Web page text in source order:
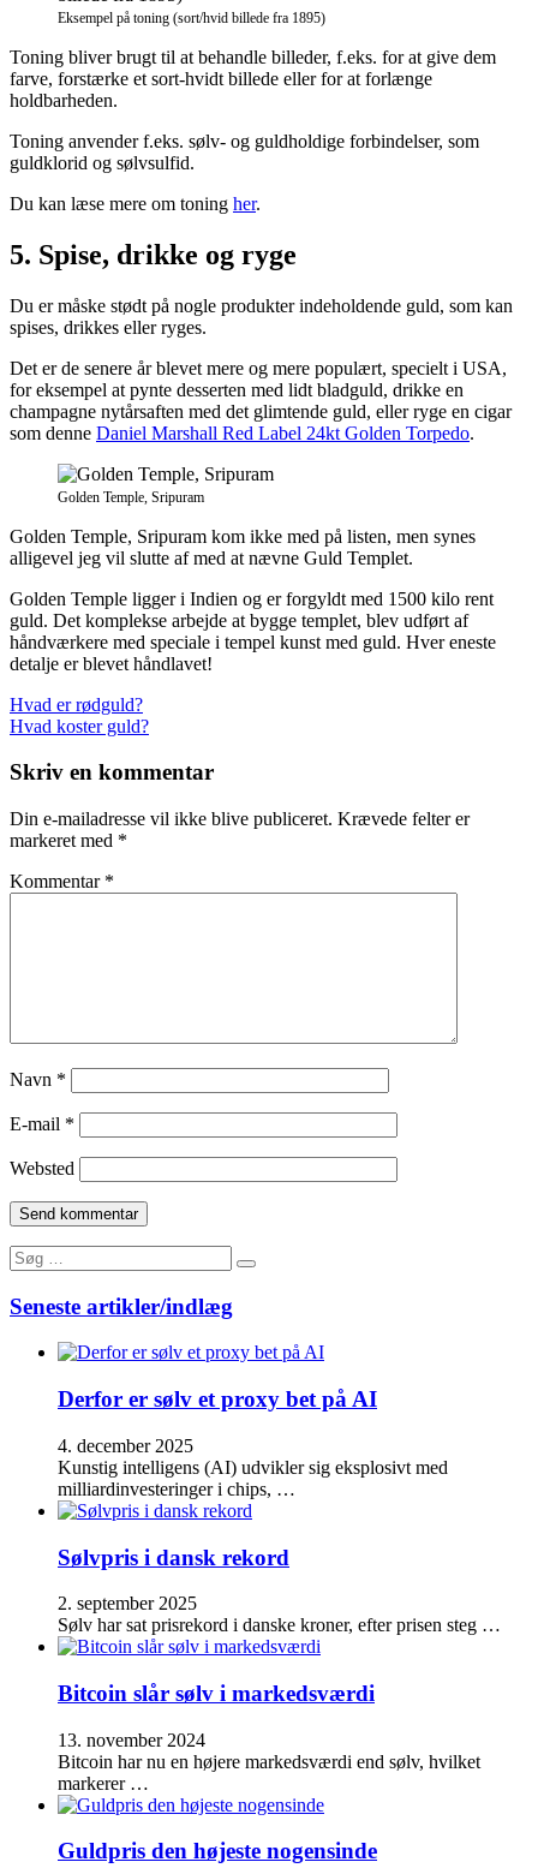
Eksempel på toning (sort/hvid billede fra 1895)
Toning bliver brugt til at behandle billeder, f.eks. for at give dem
farve, forstærke et sort-hvidt billede eller for at forlænge
holdbarheden.
Toning anvender f.eks. sølv- og guldholdige forbindelser, som
guldklorid og sølvsulfid.
Du kan læse mere om toning her.
5. Spise, drikke og ryge
Du er måske stødt på nogle produkter indeholdende guld, som kan
spises, drikkes eller ryges.
Det er de senere år blevet mere og mere populært, specielt i USA,
for eksempel at pynte desserten med lidt bladguld, drikke en
champagne nytårsaften med det glimtende guld, eller ryge en cigar
som denne Daniel Marshall Red Label 24kt Golden Torpedo.
Golden Temple, Sripuram
Golden Temple, Sripuram kom ikke med på listen, men synes
alligevel jeg vil slutte af med at nævne Guld Templet.
Golden Temple ligger i Indien og er forgyldt med 1500 kilo rent
guld. Det komplekse arbejde at bygge templet, blev udført af
håndværkere med speciale i tempel kunst med guld. Hver eneste
detalje er blevet håndlavet!
Indlægsnavigation
Previous
Post:
Hvad er rødguld?
Next
Hvad koster guld?
Skriv en kommentar
Din e-mailadresse vil ikke blive publiceret. Krævede felter er
markeret med *
Kommentar *
Navn *
E-mail *
Websted
Search
for:
Search
Seneste artikler/indlæg
Derfor er sølv et proxy bet på AI
4. december 2025
Kunstig intelligens (AI) udvikler sig eksplosivt med
milliardinvesteringer i chips, …
Sølvpris i dansk rekord
2. september 2025
Sølv har sat prisrekord i danske kroner, efter prisen steg …
Bitcoin slår sølv i markedsværdi
13. november 2024
Bitcoin har nu en højere markedsværdi end sølv, hvilket
markerer …
Guldpris den højeste nogensinde